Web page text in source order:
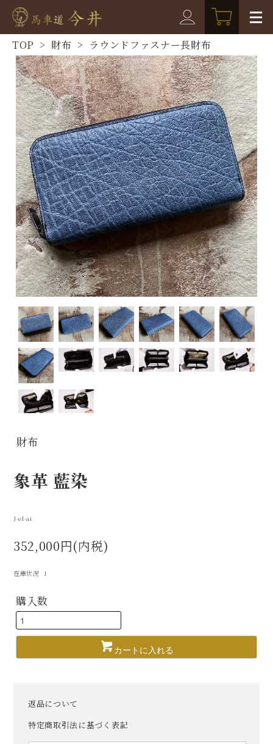
TOP > 財布 > ラウンドファスナー長財布
財布
象革 藍染
J-el-ai
352,000円(内税)
在庫状況 1
購入数
カートに入れる
返品について
特定商取引法に基づく表記